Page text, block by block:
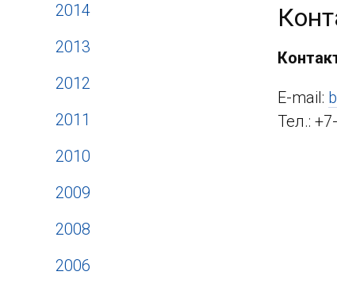
2014
2013
2012
2011
2010
2009
2008
2006
E-mail:
Тел.: